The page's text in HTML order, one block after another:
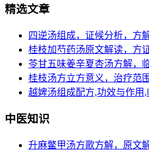
精选文章
四逆汤组成，证候分析，方
桂枝加芍药汤原文解读，方
苓甘五味姜辛夏杏汤方解，
桂枝汤方立方意义，治疗范
越婢汤组成配方,功效与作用
中医知识
升麻鳖甲汤方歌方解，原文